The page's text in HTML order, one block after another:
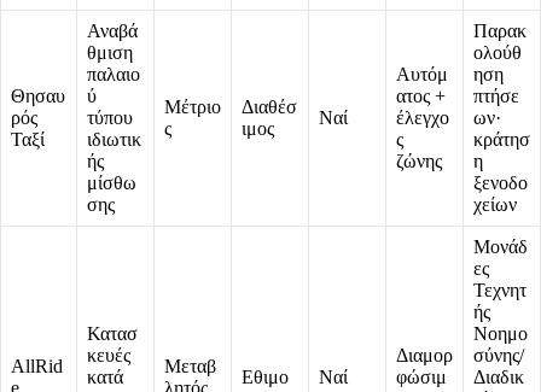
Θησαυ
ρός
Ταξί
Αναβά
θμιση
παλαιο
ύ
τύπου
ιδιωτικ
ής
μίσθω
σης
Μέτριο
ς
Διαθέσ
ιμος
Ναί
Αυτόμ
ατος +
έλεγχο
ς
ζώνης
Παρακ
ολούθ
ηση
πτήσε
ων·
κράτησ
η
ξενοδο
χείων
AllRid
e
Κατασ
κευές
κατά
Μεταβ
λητός
Εθιμο Ναί
Διαμορ
φώσιμ
Μονάδ
ες
Τεχνητ
ής
Νοημο
σύνης/
Διαδικ